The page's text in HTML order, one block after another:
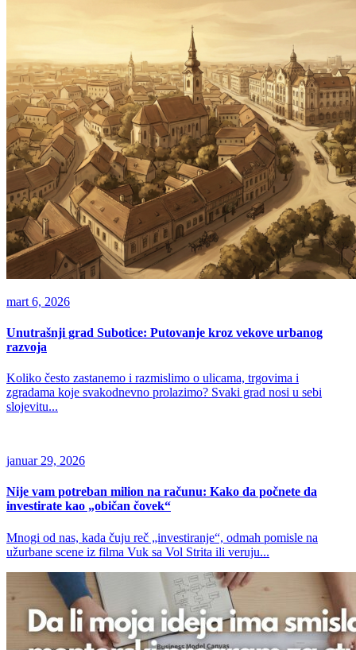
mart 6, 2026
Unutrašnji grad Subotice: Putovanje kroz vekove urbanog
razvoja
Koliko često zastanemo i razmislimo o ulicama, trgovima i
zgradama koje svakodnevno prolazimo? Svaki grad nosi u sebi
slojevitu...
januar 29, 2026
Nije vam potreban milion na računu: Kako da počnete da
investirate kao „običan čovek“
Mnogi od nas, kada čuju reč „investiranje“, odmah pomisle na
užurbane scene iz filma Vuk sa Vol Strita ili veruju...